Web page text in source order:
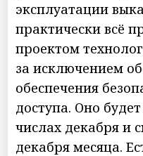
эксплуатации
практически всё
проектом
за исключением
обеспечения
доступа. Оно
числах декабря и
декабря месяца.